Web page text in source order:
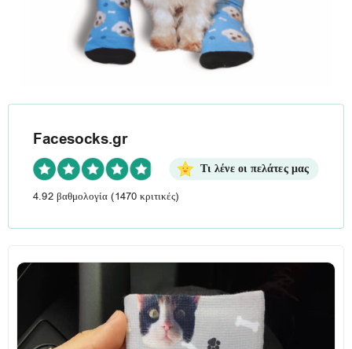
Facesocks.gr
Τι λένε οι πελάτες μας
4.92 βαθμολογία (1470 κριτικές)